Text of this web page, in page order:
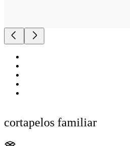
cortapelos familiar